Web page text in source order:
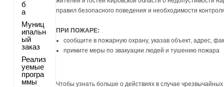
б
а
Муниц
ипальн
ый
заказ
Реализ
уемые
програ
ммы
правил безопасного поведения и необходимости
ПРИ ПОЖАРЕ:
сообщите в пожарную охрану, указав объект, адрес,
примите меры по эвакуации людей и тушению пожара
Чтобы узнать больше о действиях в случае